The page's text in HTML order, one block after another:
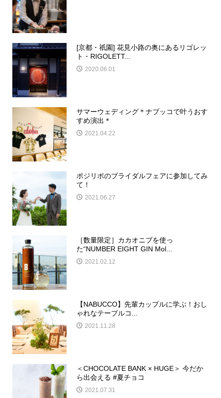
[京都・祇園] 花見小路の奥にあるリゴレッ
ト・RIGOLETT...
2020.06.01
サマーウェディング＊ナブッコで叶うおす
すめ演出＊
2021.04.22
ポジリポのブライダルフェアに参加してみ
て！
2021.06.27
［数量限定］カカオニブを使っ
た“NUMBER EIGHT GIN Mol...
2021.02.12
【NABUCCO】先輩カップルに学ぶ！おし
ゃれなテーブルコ...
2021.11.28
＜CHOCOLATE BANK × HUGE＞ 今だか
ら出会える #夏チョコ
2021.07.31